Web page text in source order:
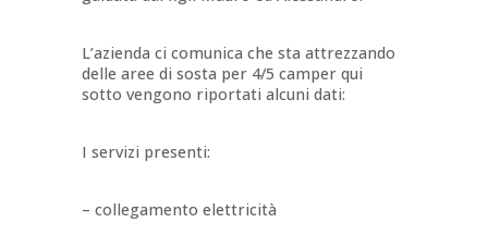
L’azienda ci comunica che sta attrezzando
delle aree di sosta per 4/5 camper qui
sotto vengono riportati alcuni dati:
I servizi presenti:
– collegamento elettricità